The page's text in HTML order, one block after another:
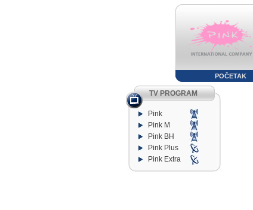
POČETAK
TV PROGRAM
Pink
Pink M
Pink BH
Pink Plus
Pink Extra